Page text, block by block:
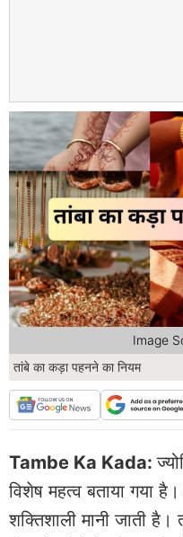
तांबे का कड़ा पहनने का नियम
Image
Tambe Ka Kada:
विशेष महत्व बताया गया
शक्तिशाली मानी जाती